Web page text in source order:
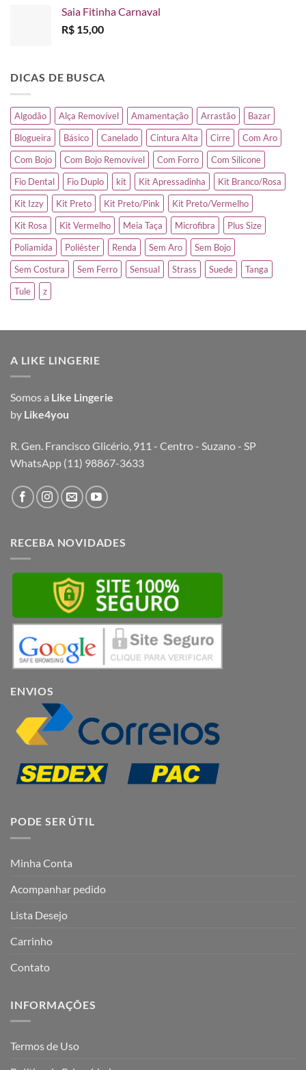
Saia Fitinha Carnaval
R$ 15,00
DICAS DE BUSCA
Algodão Alça Removível Amamentação Arrastão
Bazar
Blogueira
Básico Canelado Cintura Alta Cirre
Com Aro
Com Bojo
Com Bojo Removível Com Forro
Com Silicone
Fio Dental
Fio Duplo kit Kit Apressadinha
Kit Branco/Rosa
Kit Izzy
Kit Preto Kit Preto/Pink
Kit Preto/Vermelho
Kit Rosa
Kit Vermelho Meia Taça Microfibra
Plus Size
Poliamida
Poliéster Renda Sem Aro
Sem Bojo
Sem Costura
Sem Ferro Sensual Strass Suede
Tanga
Tule
z
A LIKE LINGERIE
Somos a Like Lingerie
by Like4you
R. Gen. Francisco Glicério, 911 - Centro - Suzano - SP
WhatsApp (11) 98867-3633
RECEBA NOVIDADES
ENVIOS
PODE SER ÚTIL
Minha Conta
Acompanhar pedido
Lista Desejo
Carrinho
Contato
INFORMAÇÕES
Termos de Uso